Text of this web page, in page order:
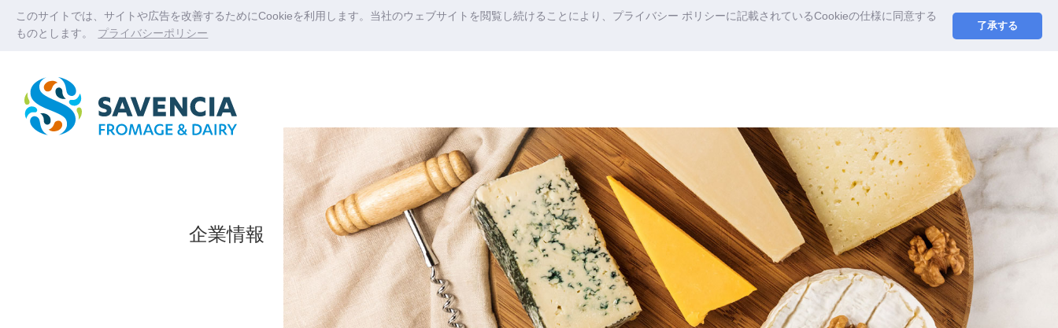
このサイトでは、サイトや広告を改善するためにCookieを利用します。当社のウェブサイトを閲覧し続けることにより、プライバシー ポリシーに記載されているCookieの仕様に同意する
ものとします。
プライバシーポリシー
了承する
企業情報